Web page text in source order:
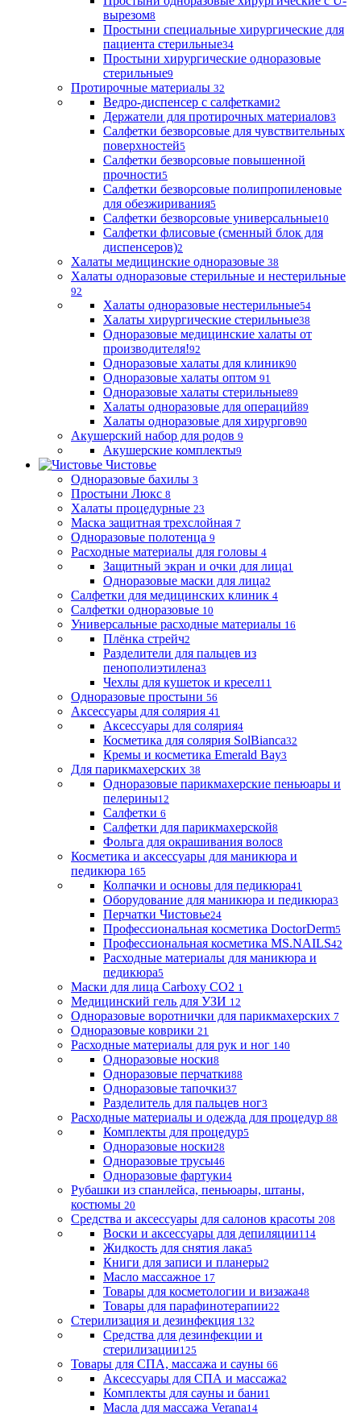
вырезом8
Простыни специальные хирургические для
пациента стерильные34
Простыни хирургические одноразовые
стерильные9
Протирочные материалы 32
Ведро-диспенсер с салфетками2
Держатели для протирочных материалов3
Салфетки безворсовые для чувствительных
поверхностей5
Салфетки безворсовые повышенной
прочности5
Салфетки безворсовые полипропиленовые
для обезжиривания5
Салфетки безворсовые универсальные10
Салфетки флисовые (сменный блок для
диспенсеров)2
Халаты медицинские одноразовые 38
Халаты одноразовые стерильные и нестерильные
92
Халаты одноразовые нестерильные54
Халаты хирургические стерильные38
Одноразовые медицинские халаты от
производителя!92
Одноразовые халаты для клиник90
Одноразовые халаты оптом 91
Одноразовые халаты стерильные89
Халаты одноразовые для операций89
Халаты одноразовые для хирургов90
Акушерский набор для родов 9
Акушерские комплекты9
Чистовье
Одноразовые бахилы 3
Простыни Люкс 8
Халаты процедурные 23
Маска защитная трехслойная 7
Одноразовые полотенца 9
Расходные материалы для головы 4
Защитный экран и очки для лица1
Одноразовые маски для лица2
Салфетки для медицинских клиник 4
Салфетки одноразовые 10
Универсальные расходные материалы 16
Плёнка стрейч2
Разделители для пальцев из
пенополиэтилена3
Чехлы для кушеток и кресел11
Одноразовые простыни 56
Аксессуары для солярия 41
Аксессуары для солярия4
Косметика для солярия SolBianca32
Кремы и косметика Emerald Bay3
Для парикмахерских 38
Одноразовые парикмахерские пеньюары и
пелерины12
Салфетки 6
Салфетки для парикмахерской8
Фольга для окрашивания волос8
Косметика и аксессуары для маникюра и
педикюра 165
Колпачки и основы для педикюра41
Оборудование для маникюра и педикюра3
Перчатки Чистовье24
Профессиональная косметика DoctorDerm5
Профессиональная косметика MS.NAILS42
Расходные материалы для маникюра и
педикюра5
Маски для лица Carboxy CO2 1
Медицинский гель для УЗИ 12
Одноразовые воротнички для парикмахерских 7
Одноразовые коврики 21
Расходные материалы для рук и ног 140
Одноразовые носки8
Одноразовые перчатки88
Одноразовые тапочки37
Разделитель для пальцев ног3
Расходные материалы и одежда для процедур 88
Комплекты для процедур5
Одноразовые носки28
Одноразовые трусы46
Одноразовые фартуки4
Рубашки из спанлейса, пеньюары, штаны,
костюмы 20
Средства и аксессуары для салонов красоты 208
Воски и аксессуары для депиляции114
Жидкость для снятия лака5
Книги для записи и планеры2
Масло массажное 17
Товары для косметологии и визажа48
Товары для парафинотерапии22
Стерилизация и дезинфекция 132
Средства для дезинфекции и
стерилизации125
Товары для СПА, массажа и сауны 66
Аксессуары для СПА и массажа2
Комплекты для сауны и бани1
Масла для массажа Verana14